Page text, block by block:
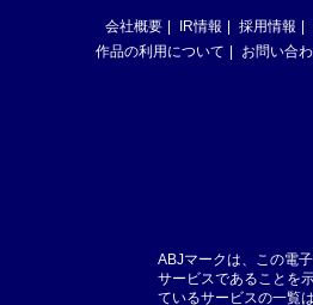
会社概要 IR情報 採用情報
作品の利用について
お問い合
ABJマークは、この電
サービスであることを
ているサービスの一覧は